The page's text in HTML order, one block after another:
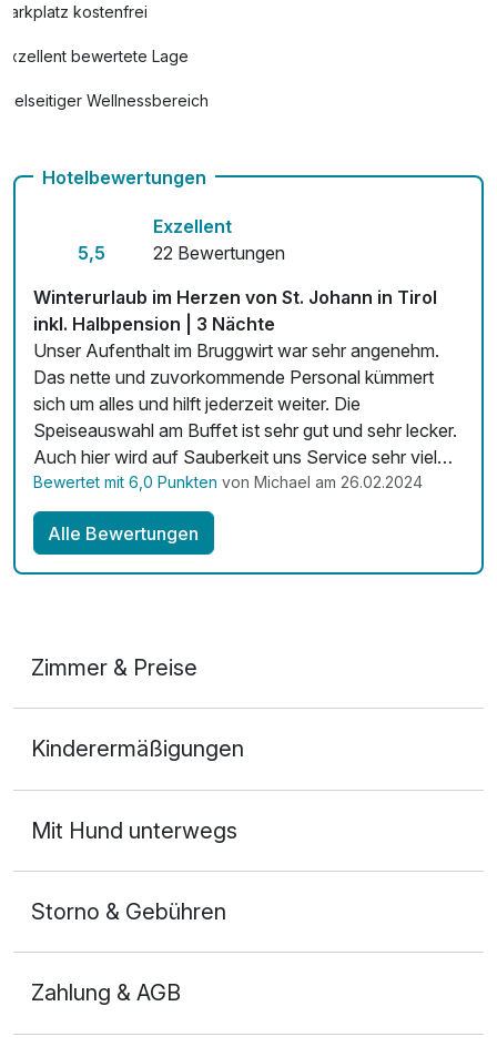
Parkplatz kostenfrei
Exzellent bewertete Lage
Vielseitiger Wellnessbereich
Auch vegetarische Speisen
Hotelbewertungen
5,5
Exzellent
22 Bewertungen
Winterurlaub im Herzen von St. Johann in Tirol
inkl. Halbpension | 3 Nächte
Unser Aufenthalt im Bruggwirt war sehr angenehm.
Das nette und zuvorkommende Personal kümmert
sich um alles und hilft jederzeit weiter. Die
Speiseauswahl am Buffet ist sehr gut und sehr lecker.
Auch hier wird auf Sauberkeit uns Service sehr viel
Wert gelegt. Auch die Sauna wurde von uns benutzt
und ist sehr sauber und ansprechend. Rundum waren
wir sehr zufrieden und kommen gerne wieder.
Bewertet mit 6,0 Punkten von Michael am 26.02.2024
Alle Bewertungen
Zimmer & Preise
2 Erwachsene und 1 Kind
Kinderermäßigungen
Mit Hund unterwegs
Storno & Gebühren
Zahlung & AGB